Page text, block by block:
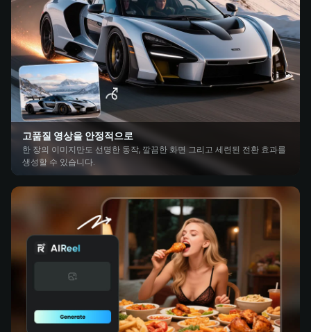
고품질 영상을 안정적으로
한 장의 이미지만도 선명한 동작, 깔끔한 화면 그리고 세련된 전환 효과를
생성할 수 있습니다.